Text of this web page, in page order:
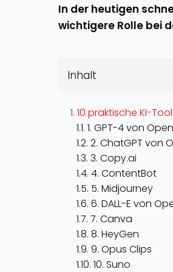
In der heutigen
wichtigere Rolle bei
Inhalt
10 praktische KI-
1. GPT-4 von
2. ChatGPT von
3. Copy.ai
4. ContentBot
5. Midjourney
6. DALL-E von
7. Canva
8. HeyGen
9. Opus Clips
10. Suno